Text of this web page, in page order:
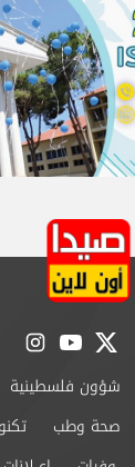
twitter
youtube
شؤون فلسطينية
صحة وطب